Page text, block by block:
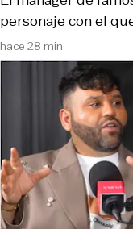
hace 28 min
personaje con el